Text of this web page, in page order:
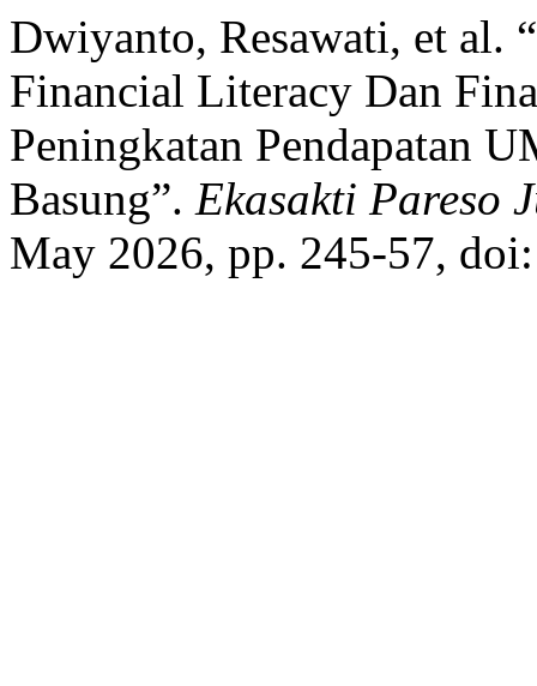
Dwiyanto, Resawati, et al.
Financial Literacy Dan
Peningkatan Pendapatan
Basung”. Ekasakti Pareso
May 2026, pp. 245-57,